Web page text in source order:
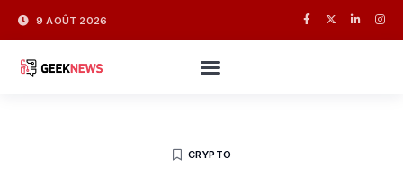
9 AOÛT 2026
CRYPTO